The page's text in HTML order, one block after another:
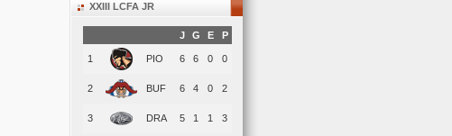
XXIII LCFA JR
J G E P
1 PIO 6 6 0 0
2 BUF 6 4 0 2
3 DRA 5 1 1 3